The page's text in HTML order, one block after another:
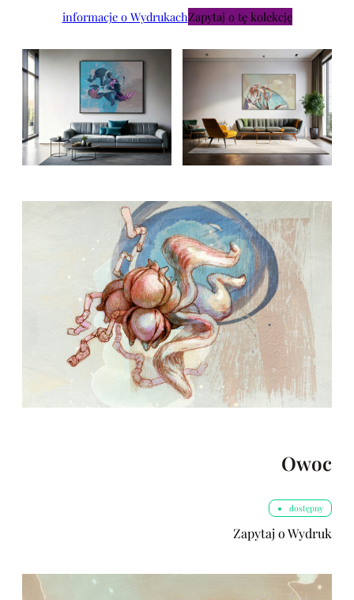
informacje o WydrukachZapytaj o tę kolekcję
Owoc
dostępny
Zapytaj o Wydruk